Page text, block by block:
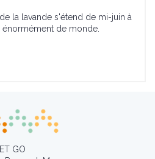
la lavande s'étend de mi-juin à
de monde.
GO